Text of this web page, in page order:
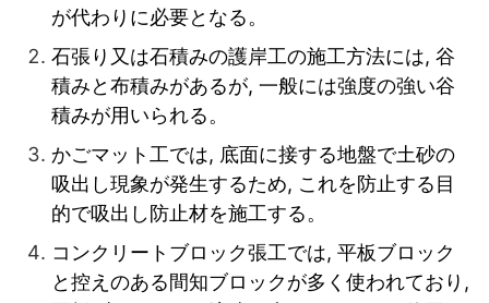
が代わりに必要となる。
石張り又は石積みの護岸工の施工方法には, 谷
積みと布積みがあるが, 一般には強度の強い谷
積みが用いられる。
かごマット工では, 底面に接する地盤で土砂の
吸出し現象が発生するため, これを防止する目
的で吸出し防止材を施工する。
コンクリートブロック張工では, 平板ブロック
と控えのある間知ブロックが多く使われており,